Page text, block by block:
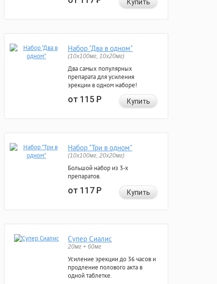
Купить
Набор "Два в одном"
(10x100мг, 10x20мг)
Два самых популярных
препарата для усиления
эрекции в одном наборе!
от 115Р Купить
Набор "Три в одном"
(10x100мг, 20x20мг)
Большой набор из 3-х
препаратов.
от 117Р Купить
Супер Сиалис
20мг + 60мг
Усиление эрекции до 36 часов и
продление полового акта в
одной таблетке.